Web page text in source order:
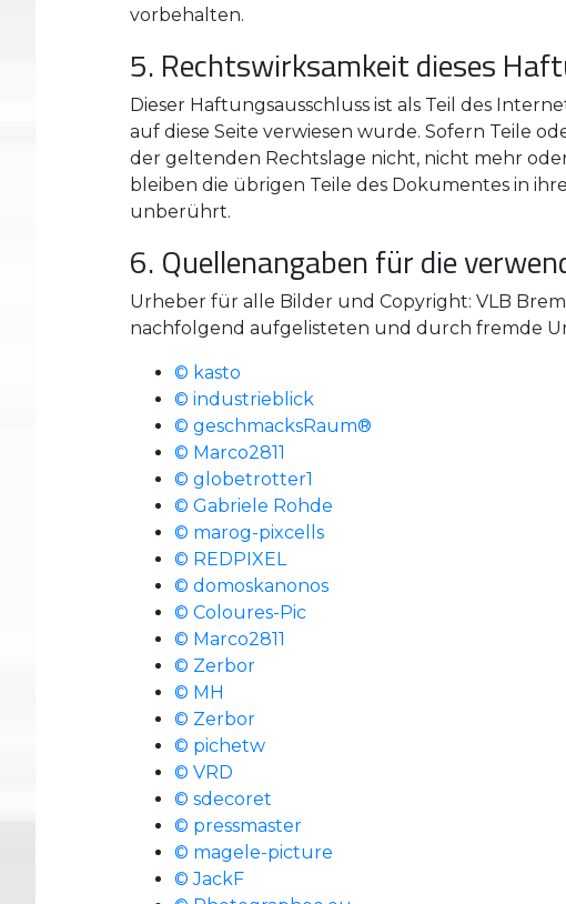
vorbehalten.
5. Rechtswirksamkeit dieses
Dieser Haftungsausschluss ist als Teil des
auf diese Seite verwiesen wurde. Sofern Teile
der geltenden Rechtslage nicht, nicht mehr
bleiben die übrigen Teile des Dokumentes in
unberührt.
6. Quellenangaben für die
Urheber für alle Bilder und Copyright: VLB
nachfolgend aufgelisteten und durch fremde
© kasto
© industrieblick
© geschmacksRaum®
© Marco2811
© globetrotter1
© Gabriele Rohde
© marog-pixcells
© REDPIXEL
© domoskanonos
© Coloures-Pic
© Marco2811
© Zerbor
© MH
© Zerbor
© pichetw
© VRD
© sdecoret
© pressmaster
© magele-picture
© JackF